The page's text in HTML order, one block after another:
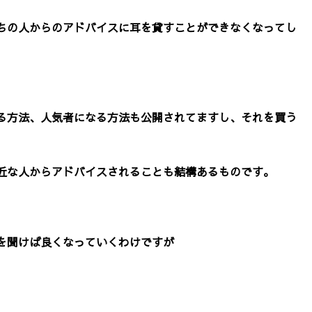
人からのアドバイスに耳を貸すことができなくなってし
法、人気者になる方法も公開されてますし、それを買う
人からアドバイスされることも結構あるものです。
聞けば良くなっていくわけですが